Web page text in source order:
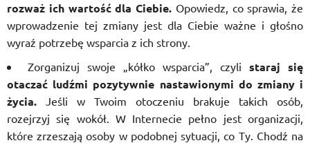
rozważ ich wartość dla Ciebie. Opowiedz, co sprawia, że
wprowadzenie tej zmiany jest dla Ciebie ważne i głośno
wyraź potrzebę wsparcia z ich strony.
Zorganizuj swoje „kółko wsparcia”, czyli staraj się
otaczać ludźmi pozytywnie nastawionymi do zmiany i
życia. Jeśli w Twoim otoczeniu brakuje takich osób,
rozejrzyj się wokół. W Internecie pełno jest organizacji,
które zrzeszają osoby w podobnej sytuacji, co Ty. Chodź na